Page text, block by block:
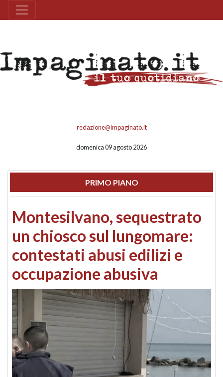
redazione@impaginato.it
domenica 09 agosto 2026
PRIMO PIANO
Montesilvano, sequestrato
un chiosco sul lungomare:
contestati abusi edilizi e
occupazione abusiva